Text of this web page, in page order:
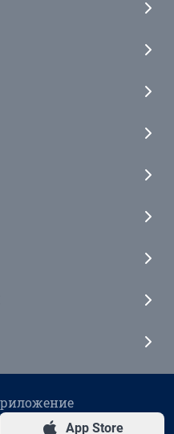
App Store